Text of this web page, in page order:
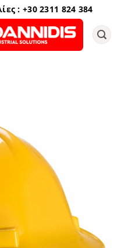
: +30 2311 824 384